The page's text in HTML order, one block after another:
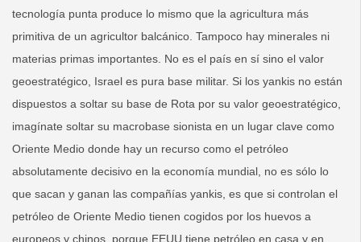
tecnología punta produce lo mismo que la agricultura más
primitiva de un agricultor balcánico. Tampoco hay minerales ni
materias primas importantes. No es el país en sí sino el valor
geoestratégico, Israel es pura base militar. Si los yankis no están
dispuestos a soltar su base de Rota por su valor geoestratégico,
imagínate soltar su macrobase sionista en un lugar clave como
Oriente Medio donde hay un recurso como el petróleo
absolutamente decisivo en la economía mundial, no es sólo lo
que sacan y ganan las compañías yankis, es que si controlan el
petróleo de Oriente Medio tienen cogidos por los huevos a
europeos y chinos, porque EEUU tiene petróleo en casa y en